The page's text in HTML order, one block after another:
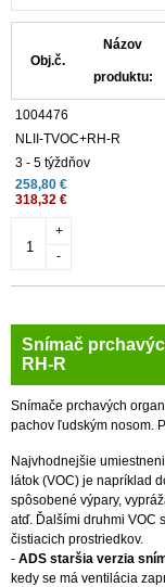
Obj.č.
Názov
produktu:
1004476
NLII-TVOC+RH-R
3 - 5 týždňov
258,80 €
318,32 €
-
+
Snímač
RH-R
Snímače prchavých
pachov ľudským nosom.
Najvhodnejšie
látok (VOC) je napríklad
spôsobené výpary,
atď. Ďalšími druhmi VOC
čistiacich prostriedkov.
- ADS staršia verzia
kedy se má ventilácia